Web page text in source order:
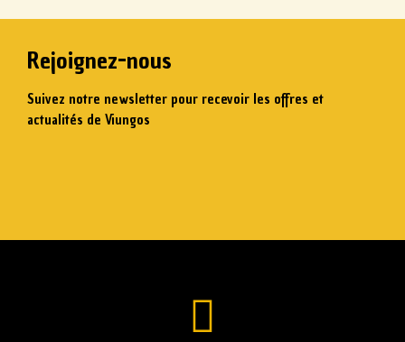
Rejoignez-nous
Suivez notre newsletter pour recevoir les offres et
actualités de Viungos